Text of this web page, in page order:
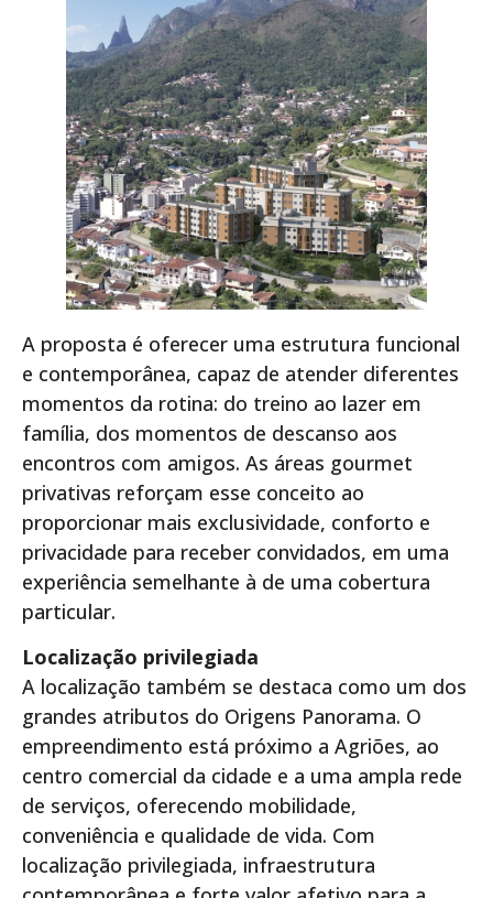
A proposta é oferecer uma estrutura funcional
e contemporânea, capaz de atender diferentes
momentos da rotina: do treino ao lazer em
família, dos momentos de descanso aos
encontros com amigos. As áreas gourmet
privativas reforçam esse conceito ao
proporcionar mais exclusividade, conforto e
privacidade para receber convidados, em uma
experiência semelhante à de uma cobertura
particular.
Localização privilegiada
A localização também se destaca como um dos
grandes atributos do Origens Panorama. O
empreendimento está próximo a Agriões, ao
centro comercial da cidade e a uma ampla rede
de serviços, oferecendo mobilidade,
conveniência e qualidade de vida. Com
localização privilegiada, infraestrutura